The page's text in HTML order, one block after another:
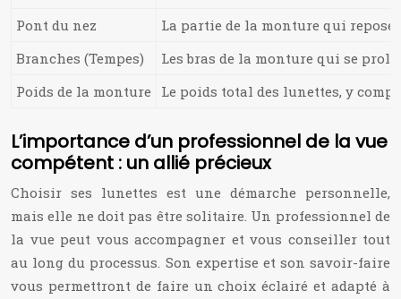
Pont du nez
La partie de la monture qui repose
Branches (Tempes)
Les bras de la monture qui se
Poids de la monture
Le poids total des lunettes, y
L’importance d’un professionnel de la vue
compétent : un allié précieux
Choisir ses lunettes est une démarche personnelle,
mais elle ne doit pas être solitaire. Un professionnel de
la vue peut vous accompagner et vous conseiller tout
au long du processus. Son expertise et son savoir-faire
vous permettront de faire un choix éclairé et adapté à